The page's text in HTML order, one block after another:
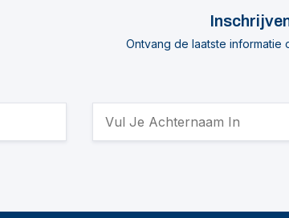
Ontvang de laatste informatie